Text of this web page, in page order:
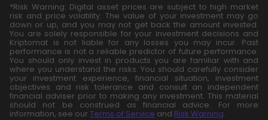
*Risk Warning: Digital asset prices are subject to high market
risk and price volatility. The value of your investment may go
down or up, and you may not get back the amount invested.
You are solely responsible for your investment decisions and
Kriptomat is not liable for any losses you may incur. Past
performance is not a reliable predictor of future performance.
You should only invest in products you are familiar with and
where you understand the risks. You should carefully consider
your investment experience, financial situation, investment
objectives and risk tolerance and consult an independent
financial adviser prior to making any investment. This material
should not be construed as financial advice. For more
information, see our Terms of Service and Risk Warning.